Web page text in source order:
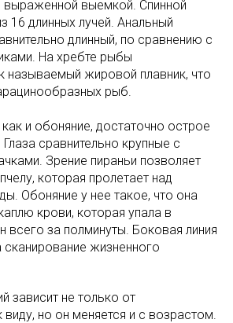
выраженной выемкой. Спинной
16 длинных лучей. Анальный
длинный, по сравнению с
На хребте рыбы
называемый жировой плавник, что
рыб.
и обоняние, достаточно острое
Глаза сравнительно крупные с
Зрение пираньи позволяет
которая пролетает над
Обоняние у нее такое, что она
крови, которая упала в
всего за полминуты. Боковая линия
жизненного
зависит не только от
но он меняется и с возрастом.